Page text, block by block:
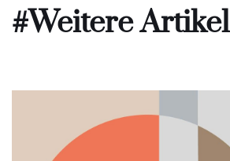
#Weitere Artikel